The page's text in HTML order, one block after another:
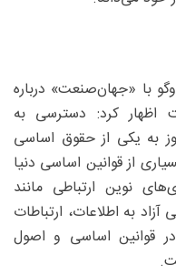
با «جهان‌صنعت» درباره
اظهار کرد: دسترسی به
به یکی از حقوق اساسی
از قوانین اساسی دنیا
نوین ارتباطی مانند
به اطلاعات، ارتباطات
در قوانین اساسی و اصول